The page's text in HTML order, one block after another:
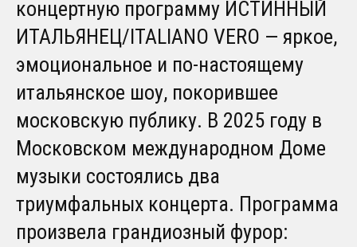
концертную программу ИСТИННЫЙ
ИТАЛЬЯНЕЦ/ITALIANO VERO — яркое,
эмоциональное и по-настоящему
итальянское шоу, покорившее
московскую публику. В 2025 году в
Московском международном Доме
музыки состоялись два
триумфальных концерта. Программа
произвела грандиозный фурор: